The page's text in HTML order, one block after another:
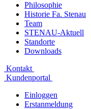
Philosophie
Historie Fa. Stenau
Team
STENAU-Aktuell
Standorte
Downloads
Kontakt
Kundenportal
Einloggen
Erstanmeldung